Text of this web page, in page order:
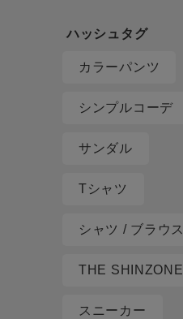
カラーパンツ
シンプルコーデ
サンダル
Tシャツ
シャツ / ブラウス
THE SHINZONE
スニーカー